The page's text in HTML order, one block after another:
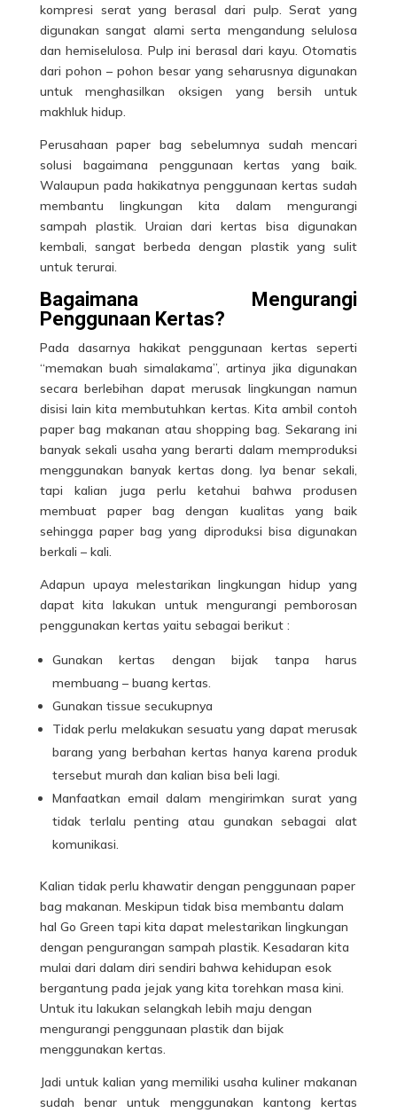
kompresi serat yang berasal dari pulp. Serat yang
digunakan sangat alami serta mengandung selulosa
dan hemiselulosa. Pulp ini berasal dari kayu. Otomatis
dari pohon – pohon besar yang seharusnya digunakan
untuk menghasilkan oksigen yang bersih untuk
makhluk hidup.
Perusahaan paper bag sebelumnya sudah mencari
solusi bagaimana penggunaan kertas yang baik.
Walaupun pada hakikatnya penggunaan kertas sudah
membantu lingkungan kita dalam mengurangi
sampah plastik. Uraian dari kertas bisa digunakan
kembali, sangat berbeda dengan plastik yang sulit
untuk terurai.
Bagaimana Mengurangi
Penggunaan Kertas?
Pada dasarnya hakikat penggunaan kertas seperti
“memakan buah simalakama”, artinya jika digunakan
secara berlebihan dapat merusak lingkungan namun
disisi lain kita membutuhkan kertas. Kita ambil contoh
paper bag makanan atau shopping bag. Sekarang ini
banyak sekali usaha yang berarti dalam memproduksi
menggunakan banyak kertas dong. Iya benar sekali,
tapi kalian juga perlu ketahui bahwa produsen
membuat paper bag dengan kualitas yang baik
sehingga paper bag yang diproduksi bisa digunakan
berkali – kali.
Adapun upaya melestarikan lingkungan hidup yang
dapat kita lakukan untuk mengurangi pemborosan
penggunakan kertas yaitu sebagai berikut :
Gunakan kertas dengan bijak tanpa harus
membuang – buang kertas.
Gunakan tissue secukupnya
Tidak perlu melakukan sesuatu yang dapat merusak
barang yang berbahan kertas hanya karena produk
tersebut murah dan kalian bisa beli lagi.
Manfaatkan email dalam mengirimkan surat yang
tidak terlalu penting atau gunakan sebagai alat
komunikasi.
Kalian tidak perlu khawatir dengan penggunaan paper
bag makanan . Meskipun tidak bisa membantu dalam
hal Go Green tapi kita dapat melestarikan lingkungan
dengan pengurangan sampah plastik. Kesadaran kita
mulai dari dalam diri sendiri bahwa kehidupan esok
bergantung pada jejak yang kita torehkan masa kini.
Untuk itu lakukan selangkah lebih maju dengan
mengurangi penggunaan plastik dan bijak
menggunakan kertas.
Jadi untuk kalian yang memiliki usaha kuliner makanan
sudah benar untuk menggunakan kantong kertas